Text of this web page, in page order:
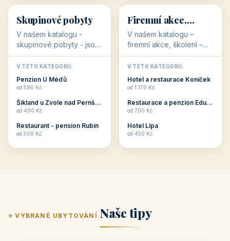
👥 32 objektů
Skupinové pobyty
V našem katalogu -
skupinové pobyty - jsou
pro Vás připraveny
objekty, které nabízí
ubytování skupin v
penzionech, hotelích a
Budete překva...
V TÉTO KATEGORII:
Penzion U Méďů
od 590 Kč
Šikland u Zvole nad Pernštejnem
od 490 Kč
Restaurant - pension Rubín
od 500 Kč
💼 31 objektů
Firemní akce,
školení
V našem katalogu –
firemní akce, školení –
jsou pro Vás připraveny
objekty, které mají
zkušenosti pořádat i
menší firemní akce a
ob...
V TÉTO KATEGORII:
Hotel a restaurace Koníček
od 1 170 Kč
Restaurace a penzion Eduard
od 700 Kč
Hotel Lípa
od 450 Kč
⭐ VYBRANÉ UBYTOVÁNÍ Naše tipy